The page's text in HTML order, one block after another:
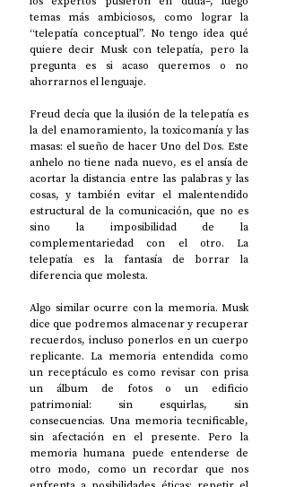
temas más ambiciosos, como lograr la
“telepatía conceptual”. No tengo idea qué
quiere decir Musk con telepatía, pero la
pregunta es si acaso queremos o no
ahorrarnos el lenguaje.
Freud decía que la ilusión de la telepatía es
la del enamoramiento, la toxicomanía y las
masas: el sueño de hacer Uno del Dos. Este
anhelo no tiene nada nuevo, es el ansía de
acortar la distancia entre las palabras y las
cosas, y también evitar el malentendido
estructural de la comunicación, que no es
sino la imposibilidad de la
complementariedad con el otro. La
telepatía es la fantasía de borrar la
diferencia que molesta.
Algo similar ocurre con la memoria. Musk
dice que podremos almacenar y recuperar
recuerdos, incluso ponerlos en un cuerpo
replicante. La memoria entendida como
un receptáculo es como revisar con prisa
un álbum de fotos o un edificio
patrimonial: sin esquirlas, sin
consecuencias. Una memoria tecnificable,
sin afectación en el presente. Pero la
memoria humana puede entenderse de
otro modo, como un recordar que nos